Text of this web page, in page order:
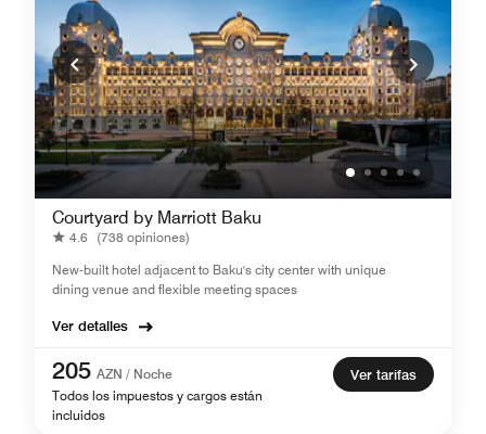
Courtyard by Marriott Baku
4.6 (738 opiniones)
New-built hotel adjacent to Baku's city center with unique
dining venue and flexible meeting spaces
Ver detalles
205 AZN / Noche
Todos los impuestos y cargos están
incluidos
Ver tarifas